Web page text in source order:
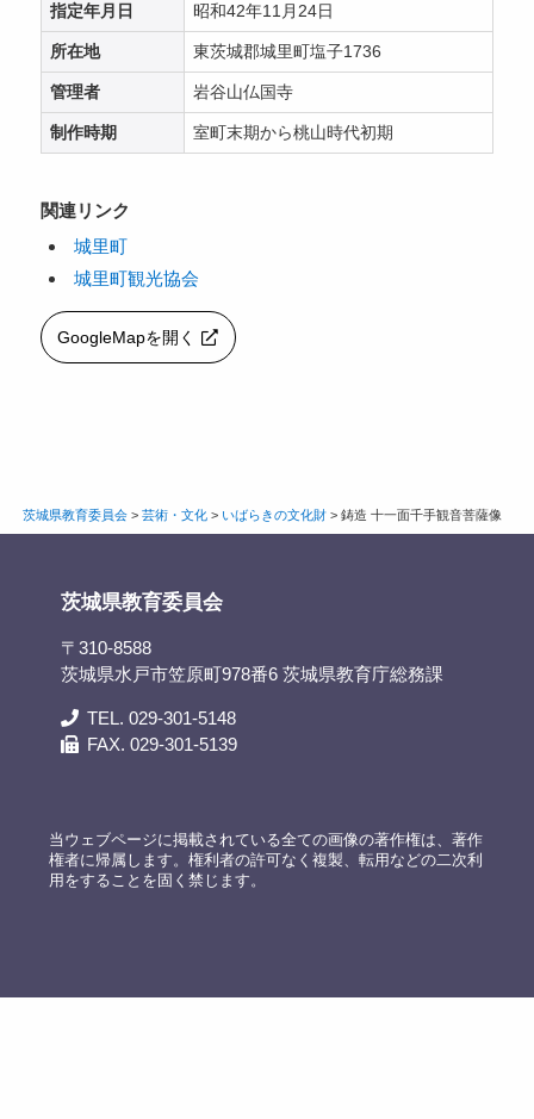
指定年月日 昭和42年11月24日
所在地 東茨城郡城里町塩子1736
管理者 岩谷山仏国寺
制作時期 室町末期から桃山時代初期
関連リンク
城里町
城里町観光協会
GoogleMapを開く
茨城県教育委員会> 芸術・文化> いばらきの文化財> 鋳造 十一面千手観音菩薩像
茨城県教育委員会
〒310-8588
茨城県水戸市笠原町978番6 茨城県教育庁総務課
TEL. 029-301-5148
FAX. 029-301-5139
当ウェブページに掲載されている全ての画像の著作権は、著作
権者に帰属します。権利者の許可なく複製、転用などの二次利
用をすることを固く禁じます。